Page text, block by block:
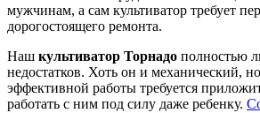
мужчинам, а сам культиватор требует
дорогостоящего ремонта.
Наш культиватор Торнадо полностью
недостатков. Хоть он и механический,
эффективной работы требуется
работать с ним под силу даже ребенку.